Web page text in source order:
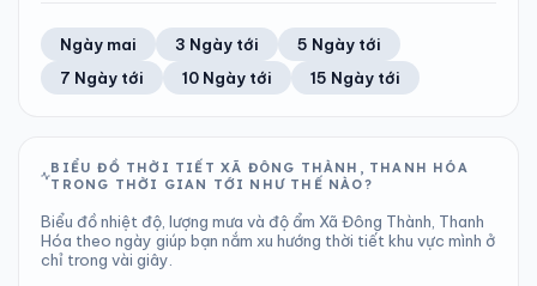
24°C 100%
Khả năng mưa
2.33 mm
Tổng cả ngày
998 hPa
Bình thường
11
Chỉ số UV
Tốt
Ước lượng
24°C
Ổn định
76%
Khả năng mưa
Trung bình ngày Tốc độ gió
TIA UV TẦM NHÌN
LƯỢNG MƯA
1.68 mm
Tổng cả ngày
ÁP SUẤT
999 hPa
Bình thường
Ngày mai 3 Ngày tới
5 Ngày tới
7 Ngày tới
10 Ngày tới 15 Ngày tới
BIỂU ĐỒ THỜI TIẾT XÃ ĐÔNG THÀNH, THANH HÓA
TRONG THỜI GIAN TỚI NHƯ THẾ NÀO?
Biểu đồ nhiệt độ, lượng mưa và độ ẩm Xã Đông Thành, Thanh
Hóa theo ngày giúp bạn nắm xu hướng thời tiết khu vực mình ở
chỉ trong vài giây.